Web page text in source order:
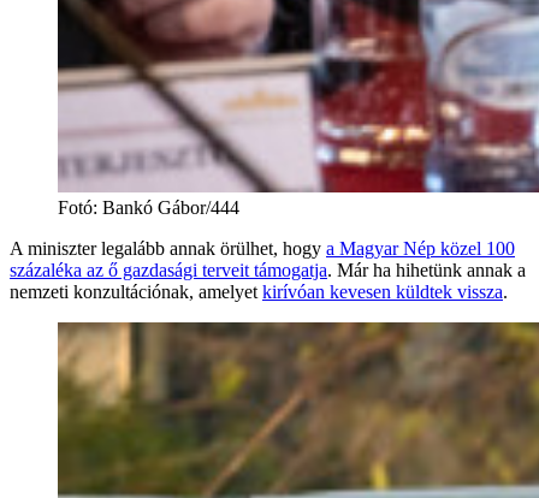
Fotó: Bankó Gábor/444
A miniszter legalább annak örülhet, hogy a Magyar Nép közel 100
százaléka az ő gazdasági terveit támogatja. Már ha hihetünk annak a
nemzeti konzultációnak, amelyet kirívóan kevesen küldtek vissza.